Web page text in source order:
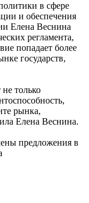
в сфере
и обеспечения
Елена Веснина
регламента,
попадает более
государств,
только
рынка,
Елена Веснина.
предложения в